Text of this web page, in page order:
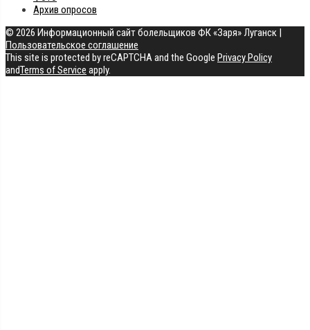
Архив опросов
© 2026 Информационный сайт болельщиков ФК «Заря» Луганск |
Пользовательское соглашение
This site is protected by reCAPTCHA and the Google Privacy Policy
andTerms of Service apply.